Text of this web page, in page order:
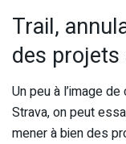
Trail,
des
Un peu à l’image
Strava, on peut
mener à bien des